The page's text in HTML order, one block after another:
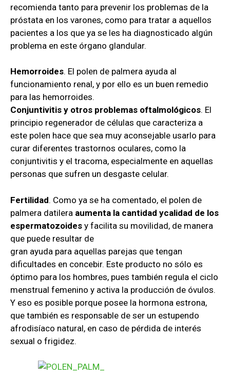
recomienda tanto para prevenir los problemas de la
próstata en los varones, como para tratar a aquellos
pacientes a los que ya se les ha diagnosticado algún
problema en este órgano glandular.
Hemorroides. El polen de palmera ayuda al
funcionamiento renal, y por ello es un buen remedio
para las hemorroides.
Conjuntivitis y otros problemas oftalmológicos. El
principio regenerador de células que caracteriza a
este polen hace que sea muy aconsejable usarlo para
curar diferentes trastornos oculares, como la
conjuntivitis y el tracoma, especialmente en aquellas
personas que sufren un desgaste celular.
Fertilidad. Como ya se ha comentado, el polen de
palmera datilera aumenta la cantidad ycalidad de los
espermatozoides y facilita su movilidad, de manera
que puede resultar de
gran ayuda para aquellas parejas que tengan
dificultades en concebir. Este producto no sólo es
óptimo para los hombres, pues también regula el ciclo
menstrual femenino y activa la producción de óvulos.
Y eso es posible porque posee la hormona estrona,
que también es responsable de ser un estupendo
afrodisíaco natural, en caso de pérdida de interés
sexual o frigidez.